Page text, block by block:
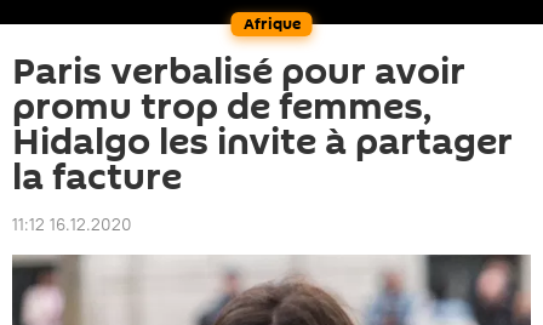
Afrique
Paris verbalisé pour avoir
promu trop de femmes,
Hidalgo les invite à partager
la facture
11:12 16.12.2020